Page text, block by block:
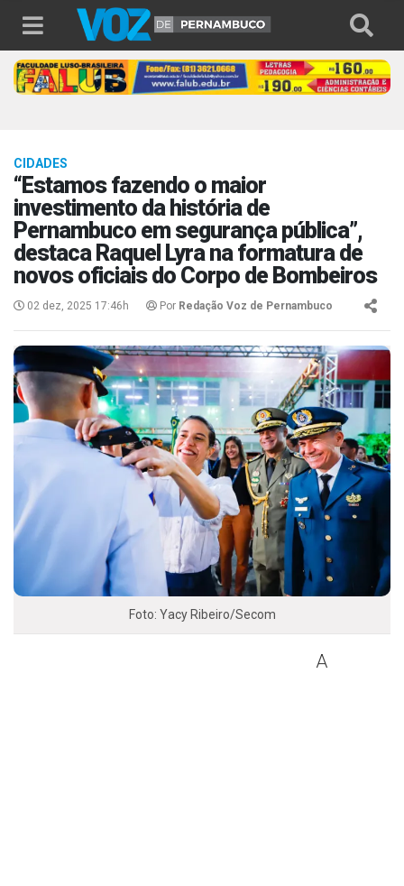
CIDADES
“Estamos fazendo o maior
investimento da história de
Pernambuco em segurança pública”,
destaca Raquel Lyra na formatura de
novos oficiais do Corpo de Bombeiros
02 dez, 2025 17:46h Por Redação Voz de Pernambuco
Foto: Yacy Ribeiro/Secom
A